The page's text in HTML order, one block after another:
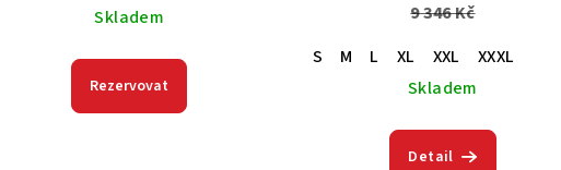
Skladem
Rezervovat
9 346 Kč
S
M L XL XXL
XXXL
Skladem
Detail